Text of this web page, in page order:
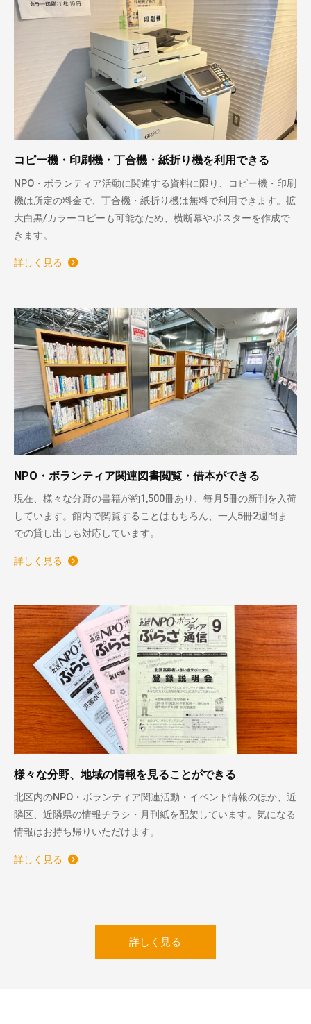
コピー機・印刷機・丁合機・紙折り機を利用できる
NPO・ボランティア活動に関連する資料に限り、コピー機・印刷
機は所定の料金で、丁合機・紙折り機は無料で利用できます。拡
大白黒/カラーコピーも可能なため、横断幕やポスターを作成で
きます。
詳しく見る
NPO・ボランティア関連図書閲覧・借本ができる
現在、様々な分野の書籍が約1,500冊あり、毎月5冊の新刊を入荷
しています。館内で閲覧することはもちろん、一人5冊2週間ま
での貸し出しも対応しています。
詳しく見る
様々な分野、地域の情報を見ることができる
北区内のNPO・ボランティア関連活動・イベント情報のほか、近
隣区、近隣県の情報チラシ・月刊紙を配架しています。気になる
情報はお持ち帰りいただけます。
詳しく見る
詳しく見る